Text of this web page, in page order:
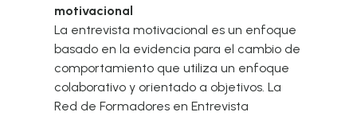
motivacional
La entrevista motivacional es un enfoque
basado en la evidencia para el cambio de
comportamiento que utiliza un enfoque
colaborativo y orientado a objetivos. La
Red de Formadores en Entrevista